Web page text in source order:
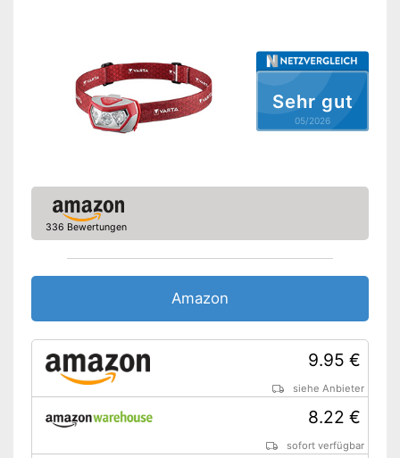
Batterien erforderlich
Batterien inklusive
Lieferumfang enthalten
Praktisch mit Stirnband
Sehr gut
05/2026
336 Bewertungen
Amazon
9.95 €
siehe Anbieter
8.22 €
sofort verfügbar